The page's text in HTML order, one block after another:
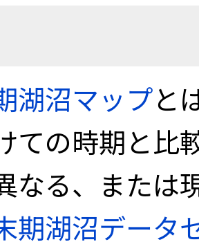
湖沼マップと
ての時期と比
なる、または
期湖沼データ